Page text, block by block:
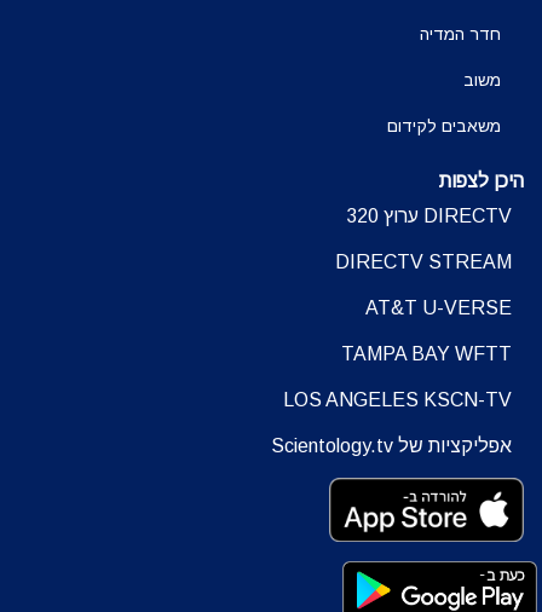
חדר המדיה
משוב
משאבים לקידום
היכן לצפות
DIRECTV ערוץ 320
DIRECTV STREAM
AT&T U-VERSE
TAMPA BAY WFTT
LOS ANGELES KSCN-TV
אפליקציות של Scientology.tv